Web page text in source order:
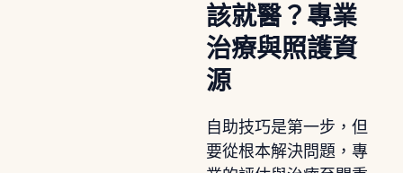
該就醫？專業
治療與照護資
源
自助技巧是第一步，但
要從根本解決問題，專